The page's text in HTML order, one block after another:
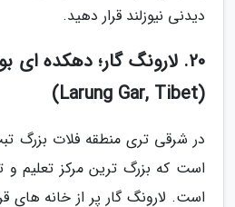
دیدنی نیوزلند قرار دهید.
20. لارونگ گار؛ دهکده
(Larung Gar, Tibet)
در شرقی تری منطقه فلات بزرگ
است که بزرگ ترین مرکز تعلیم و